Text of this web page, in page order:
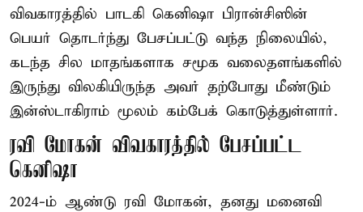
விவகாரத்தில் பாடகி கெனிஷா பிரான்சிஸின்
பெயர் தொடர்ந்து பேசப்பட்டு வந்த நிலையில்,
கடந்த சில மாதங்களாக சமூக வலைதளங்களில்
இருந்து விலகியிருந்த அவர் தற்போது மீண்டும்
இன்ஸ்டாகிராம் மூலம் கம்பேக் கொடுத்துள்ளார்.
ரவி மோகன் விவகாரத்தில் பேசப்பட்ட
கெனிஷா
2024-ம் ஆண்டு ரவி மோகன், தனது மனைவி